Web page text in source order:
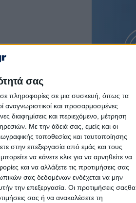
σας
πληροφορίες σε μια συσκευή, όπως τα
και προσαρμοσμένες
διαφημίσεις και περιεχόμενο, μέτρηση
Με την άδειά σας, εμείς και οι
τοποθεσίας και ταυτοποίησης
στην επεξεργασία από εμάς και τους
να κάνετε κλικ για να αρνηθείτε να
και να αλλάξετε τις προτιμήσεις σας
σας δεδομένων ενδέχεται να μην
την επεξεργασία. Οι προτιμήσεις σαςθα
σας ή να ανακαλέσετε τη
η χρήση άλλων
ΦΠΑ και Ε3, τη
για την
τις
το επόμενο
Οι
άμεσα, καθώς